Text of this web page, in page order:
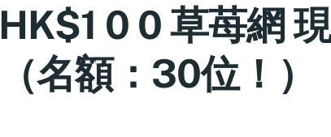
HK$1 0 0 草苺網
（名額：30位！）